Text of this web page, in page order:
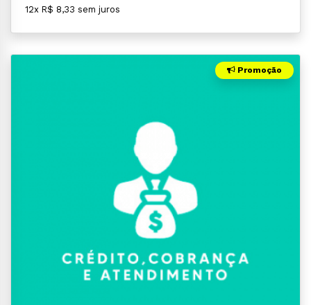
12x R$ 8,33 sem juros
Promoção